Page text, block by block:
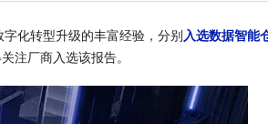
化转型升级的丰富经验，分别入选数据智能
注厂商入选该报告。